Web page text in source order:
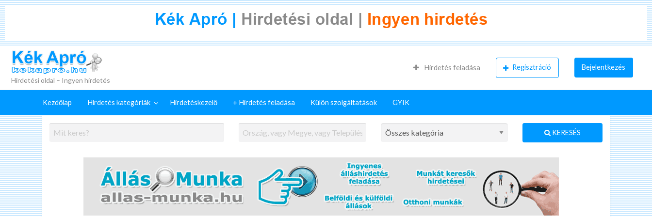
+
Hirdetés
feladása
Hirdetési oldal – Ingyen hirdetés
Hirdetés feladása Regisztráció Bejelentkezés
Kezdőlap Hirdetés kategóriák Hirdetéskezelő + Hirdetés feladása Külön szolgáltatások GYIK
KERESÉS